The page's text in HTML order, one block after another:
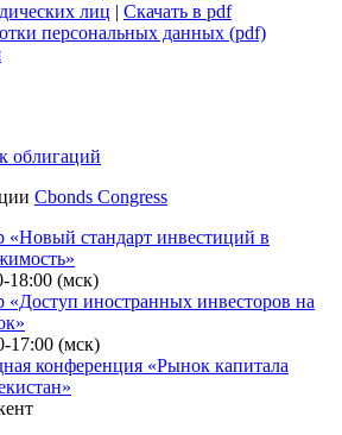
сайта
характеристики сайта|Скачать в pdf
жизненного цикла сайта
лиц
облигаций
Cbonds Congress
стандарт инвестиций в
18:00 (мск)
иностранных инвесторов на